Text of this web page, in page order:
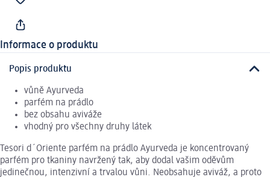
Informace o produktu
Popis produktu
vůně Ayurveda
parfém na prádlo
bez obsahu aviváže
vhodný pro všechny druhy látek
Tesori d´Oriente parfém na prádlo Ayurveda je koncentrovaný
parfém pro tkaniny navržený tak, aby dodal vašim oděvům
jedinečnou, intenzivní a trvalou vůni. Neobsahuje aviváž, a proto